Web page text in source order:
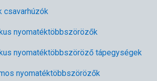
csavarhúzók
nyomatéktöbbszörözők
nyomatéktöbbszöröző tápegységek
nyomatéktöbbszörözők